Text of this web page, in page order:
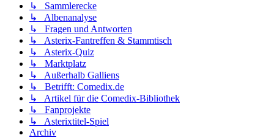
↳ Sammlerecke
↳ Albenanalyse
↳ Fragen und Antworten
↳ Asterix-Fantreffen & Stammtisch
↳ Asterix-Quiz
↳ Marktplatz
↳ Außerhalb Galliens
↳ Betrifft: Comedix.de
↳ Artikel für die Comedix-Bibliothek
↳ Fanprojekte
↳ Asterixtitel-Spiel
Archiv